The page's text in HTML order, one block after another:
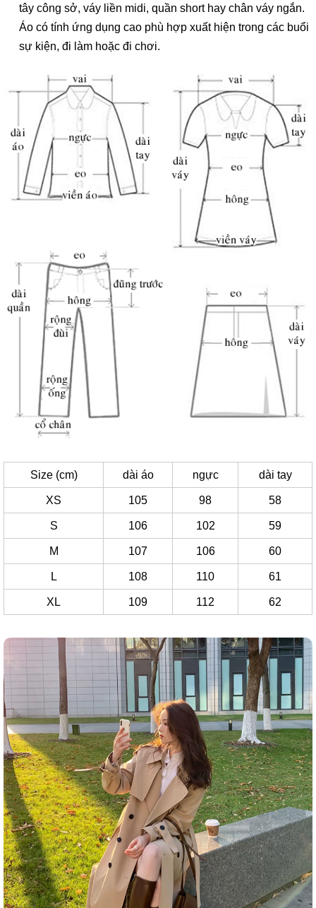
tây công sở, váy liền midi, quần short hay chân váy ngắn.
Áo có tính ứng dụng cao phù hợp xuất hiện trong các buổi
sự kiện, đi làm hoặc đi chơi.
Size (cm) dài áo ngực dài tay
XS 105 98 58
S 106 102 59
M 107 106 60
L 108 110 61
XL 109 112 62